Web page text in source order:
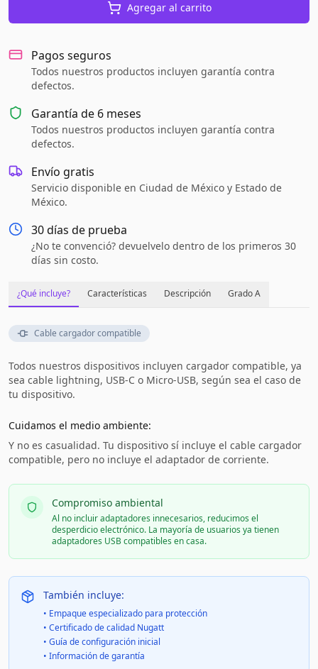
Agregar al carrito
Pagos seguros
Todos nuestros productos incluyen garantía contra
defectos.
Garantía de 6 meses
Todos nuestros productos incluyen garantía contra
defectos.
Envío gratis
Servicio disponible en Ciudad de México y Estado de
México.
30 días de prueba
¿No te convenció? devuelvelo dentro de los primeros 30
días sin costo.
¿Qué incluye? Características Descripción Grado A
Cable cargador compatible
Todos nuestros dispositivos incluyen cargador compatible, ya
sea cable lightning, USB-C o Micro-USB, según sea el caso de
tu dispositivo.
Cuidamos el medio ambiente:
Y no es casualidad. Tu dispositivo sí incluye el cable cargador
compatible, pero no incluye el adaptador de corriente.
Compromiso ambiental
Al no incluir adaptadores innecesarios, reducimos el
desperdicio electrónico. La mayoría de usuarios ya tienen
adaptadores USB compatibles en casa.
También incluye:
• Empaque especializado para protección
• Certificado de calidad Nugatt
• Guía de configuración inicial
• Información de garantía